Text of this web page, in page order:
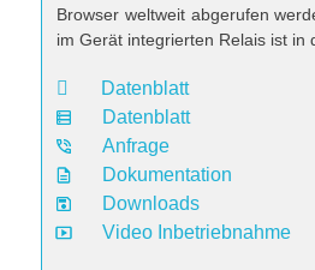
Browser weltweit abgerufen
im Gerät integrierten Relais ist in
Datenblatt
Datenblatt
Anfrage
Dokumentation
Downloads
Video Inbetriebnahme